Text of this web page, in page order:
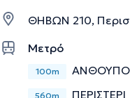
ΘΗΒΩΝ 210,
Μετρό
100m
560m ΠΕΡΙΣΤΕΡΙ